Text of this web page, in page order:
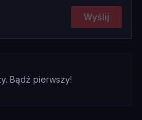
Wyślij
Bądź pierwszy!